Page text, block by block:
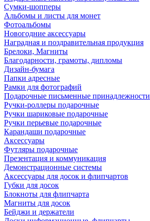
Сумки-шопперы
Альбомы и листы для монет
Фотоальбомы
Новогодние аксессуары
Наградная и поздравительная продукция
Брелоки, Магниты
Благодарности, грамоты, дипломы
Дизайн-бумага
Папки адресные
Рамки для фотографий
Подарочные письменные принадлежности
Ручки-роллеры подарочные
Ручки шариковые подарочные
Ручки перьевые подарочные
Карандаши подарочные
Аксессуары
Футляры подарочные
Презентация и коммуникация
Демонстрационные системы
Аксессуары для досок и флипчартов
Губки для досок
Блокноты для флипчарта
Магниты для досок
Бейджи и держатели